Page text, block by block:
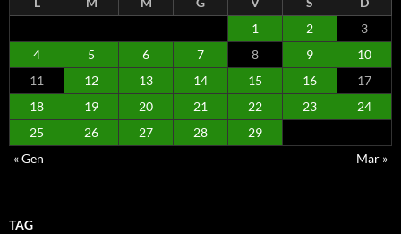
1
2
3
4
5 6 7 8 9
10
11
12 13 14 15 16
17
18
19 20 21 22 23
24
25
26 27 28
29
« Gen
Mar »
TAG